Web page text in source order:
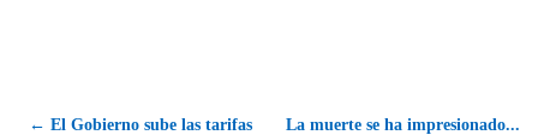
← El Gobierno sube las tarifas
La muerte se ha impresionado...